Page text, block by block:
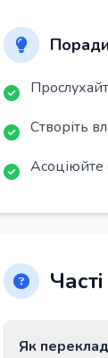
Створіть
Асоціюйте
Як